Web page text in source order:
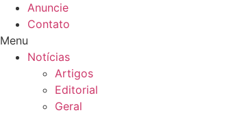
Anuncie
Contato
Menu
Notícias
Artigos
Editorial
Geral